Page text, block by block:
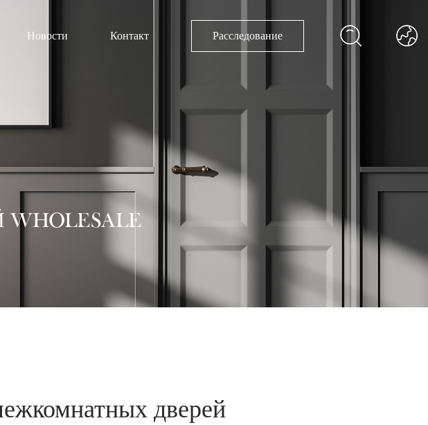
Новости Контакт Расследование
дверей